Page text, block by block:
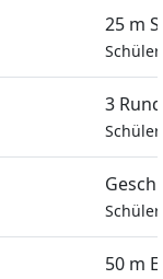
25 m
3
50 m